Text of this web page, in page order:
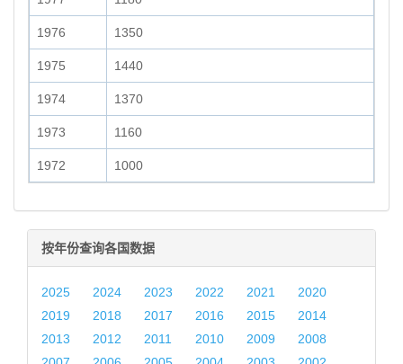
1976 1350
1975 1440
1974 1370
1973 1160
1972 1000
按年份查询各国数据
2025 2024 2023 2022 2021
2020
2019
2018 2017 2016 2015
2014
2013
2012 2011 2010 2009
2008